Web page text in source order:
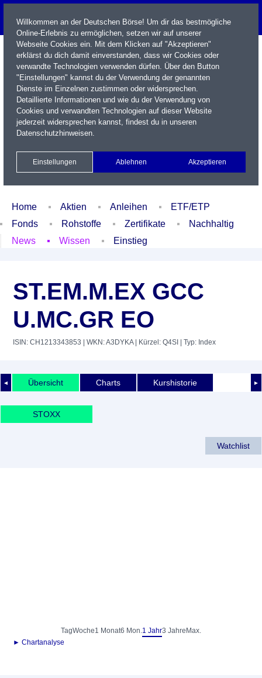
Name / WKN / ISIN / Kürzel
Xetra Realtime
Watchlist Portfolio Login
Home Aktien Anleihen
ETF/ETP
Fonds
Rohstoffe Zertifikate
Nachhaltig
News
Wissen Einstieg
ST.EM.M.EX GCC
U.MC.GR EO
ISIN: CH1213343853 | WKN: A3DYKA| Kürzel: Q4SI | Typ: Index
◄ ►
Übersicht Charts Kurshistorie
STOXX
Watchlist
TagWoche1 Monat6 Mon.1 Jahr3 Jahre Max.
► Chartanalyse
Willkommen an der Deutschen Börse! Um dir das bestmögliche
Online-Erlebnis zu ermöglichen, setzen wir auf unserer
Webseite Cookies ein. Mit dem Klicken auf "Akzeptieren"
erklärst du dich damit einverstanden, dass wir Cookies oder
verwandte Technologien verwenden dürfen. Über den Button
"Einstellungen" kannst du der Verwendung der genannten
Dienste im Einzelnen zustimmen oder widersprechen.
Detaillierte Informationen und wie du der Verwendung von
Cookies und verwandten Technologien auf dieser Website
jederzeit widersprechen kannst, findest du in unseren
Datenschutzhinweisen.
Einstellungen Ablehnen Akzeptieren